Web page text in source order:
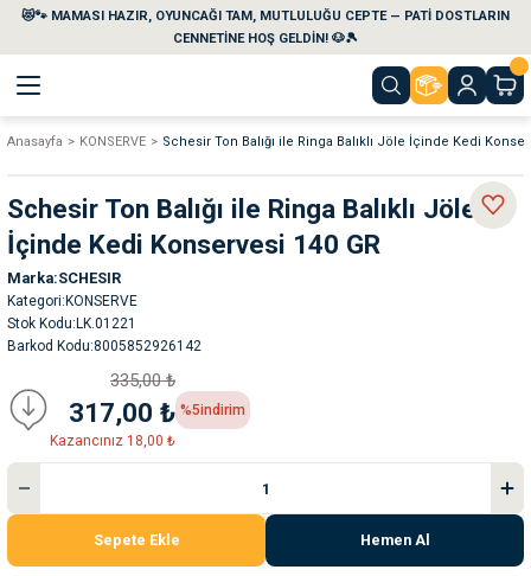
😻🐾 MAMASI HAZIR, OYUNCAĞI TAM, MUTLULUĞU CEPTE — PATİ DOSTLARIN
CENNETİNE HOŞ GELDİN! 🐶🎾
Geri Dön
Geri Dön
Temizlik Ürünleri
Geri Dön
Geri Dön
Geri Dön
Geri Dön
Anasayfa KONSERVE Schesir Ton Balığı ile Ringa Balıklı Jöle İçinde Kedi
Schesir Ton Balığı ile Ringa Balıklı Jöle
İçinde Kedi Konservesi 140 GR
Marka SCHESIR
Kategori KONSERVE
Stok Kodu LK.01221
Barkod Kodu 8005852926142
335,00 ₺
317,00 ₺
Kazancınız 18,00 ₺
%5indirim
Sepete Ekle Hemen Al